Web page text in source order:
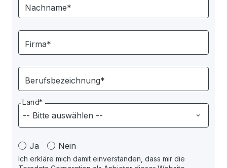
Nachname*
Firma*
Berufsbezeichnung*
Land*
Ja Nein
Ich erkläre mich damit einverstanden, dass mir die